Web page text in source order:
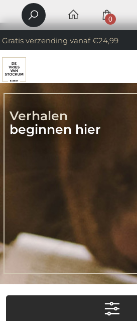
Gratis verzending vanaf €24,99
0
Verhalen
beginnen hier